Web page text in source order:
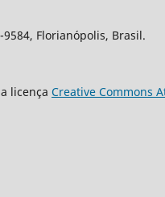
9584, Florianópolis, Brasil.
licença Creative Commons